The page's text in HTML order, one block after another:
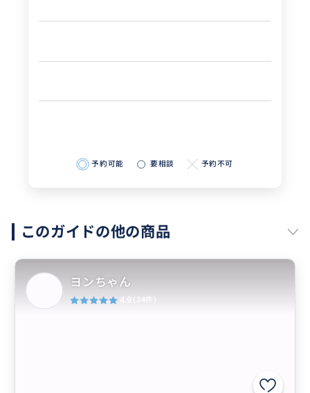
予約可能 要相談 予約不可
このガイドの他の商品
ヨンちゃん
4.9 (34件)